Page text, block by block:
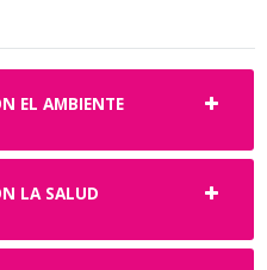
EL AMBIENTE
LA SALUD